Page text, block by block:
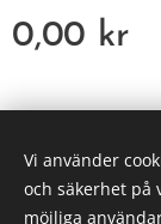
0,00 kr
Vi använder
och säkerhet på
möjliga